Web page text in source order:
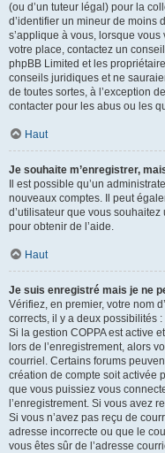
(ou d’un tuteur légal) pour la
d’identifier un mineur de moins
s’applique à vous, lorsque
votre place, contactez un
phpBB Limited et les
conseils juridiques et ne
de toutes sortes, à l’exception
contacter pour les abus ou les
Haut
Je souhaite m’enregistrer,
Il est possible qu’un
nouveaux comptes. Il peut
d’utilisateur que vous
pour obtenir de l’aide.
Haut
Je suis enregistré mais je ne
Vérifiez, en premier, votre nom
corrects, il y a deux possibilités :
Si la gestion COPPA est active
lors de l’enregistrement, alors
courriel. Certains forums
création de compte soit activée
que vous puissiez vous
l’enregistrement. Si vous avez
Si vous n’avez pas reçu de
adresse incorrecte ou que le
vous êtes sûr de l’adresse